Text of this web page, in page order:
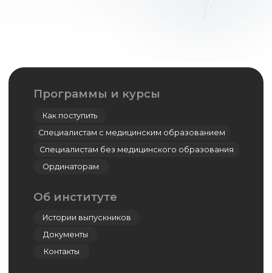
Симуляционный центр
Центр дистанционно-образовательных
Дополнительное профессиональное
Ординатура
Мастер-классы